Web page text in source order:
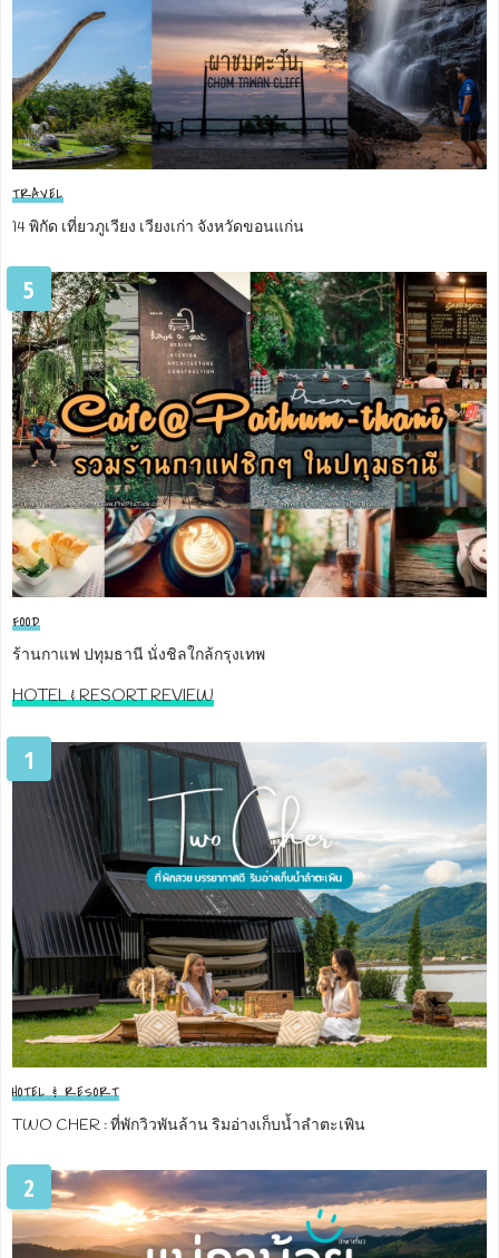
TRAVEL
14 พิกัด เที่ยวภูเวียง เวียงเก่า จังหวัดขอนแก่น
5
FOOD
ร้านกาแฟ ปทุมธานี นั่งชิลใกล้กรุงเทพ
HOTEL & RESORT REVIEW
1
HOTEL & RESORT
TWO CHER : ที่พักวิวพันล้าน ริมอ่างเก็บน้ำลำตะเพิน
2